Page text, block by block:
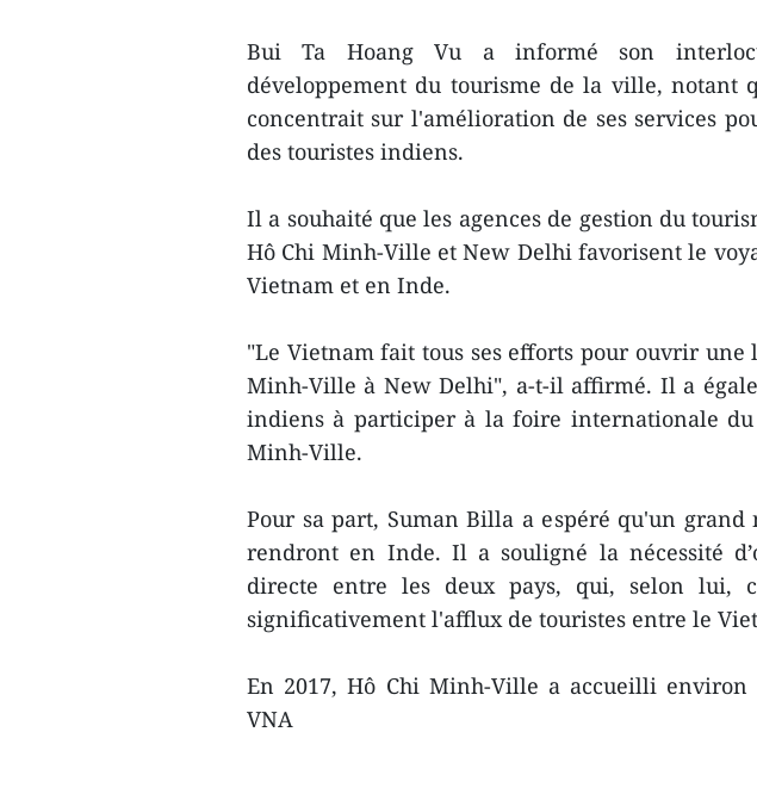
Bui Ta Hoang Vu a informé son
développement du tourisme de la ville, notant
concentrait sur l'amélioration de ses services
des touristes indiens.
Il a souhaité que les agences de gestion du
Hô Chi Minh-Ville et New Delhi favorisent le
Vietnam et en Inde.
"Le Vietnam fait tous ses efforts pour ouvrir
Minh-Ville à New Delhi", a-t-il affirmé. Il a
indiens à participer à la foire internationale
Minh-Ville.
Pour sa part, Suman Billa a espéré qu'un grand
rendront en Inde. Il a souligné la nécessité
directe entre les deux pays, qui, selon lui,
significativement l'afflux de touristes entre le
En 2017, Hô Chi Minh-Ville a accueilli environ
VNA